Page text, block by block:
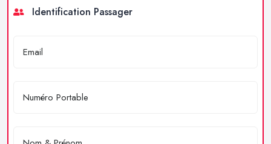
Identification Passager